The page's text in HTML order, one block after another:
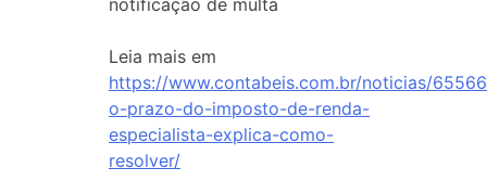
notificação de multa
Leia mais em
https://www.contabeis.com.br/noticias/
o-prazo-do-imposto-de-renda-
especialista-explica-como-
resolver/